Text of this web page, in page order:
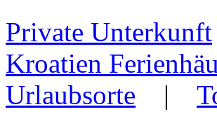
Private Unterkunft
Kroatien
Urlaubsorte |